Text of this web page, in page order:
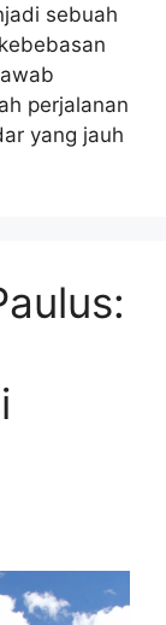
sebuah
perjalanan
yang jauh